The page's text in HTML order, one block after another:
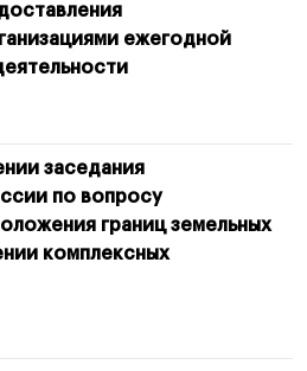
ежегодной
заседания
по вопросу
границ земельных
комплексных